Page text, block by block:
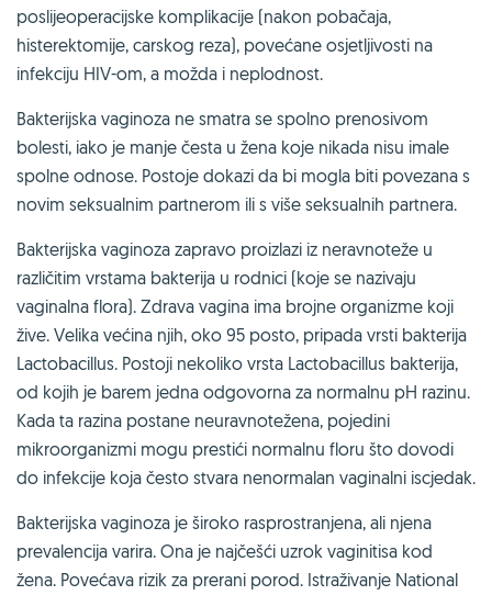
poslijeoperacijske komplikacije (nakon pobačaja,
histerektomije, carskog reza), povećane osjetljivosti na
infekciju HIV-om, a možda i neplodnost.
Bakterijska vaginoza ne smatra se spolno prenosivom
bolesti, iako je manje česta u žena koje nikada nisu imale
spolne odnose. Postoje dokazi da bi mogla biti povezana s
novim seksualnim partnerom ili s više seksualnih partnera.
Bakterijska vaginoza zapravo proizlazi iz neravnoteže u
različitim vrstama bakterija u rodnici (koje se nazivaju
vaginalna flora). Zdrava vagina ima brojne organizme koji
žive. Velika većina njih, oko 95 posto, pripada vrsti bakterija
Lactobacillus. Postoji nekoliko vrsta Lactobacillus bakterija,
od kojih je barem jedna odgovorna za normalnu pH razinu.
Kada ta razina postane neuravnotežena, pojedini
mikroorganizmi mogu prestići normalnu floru što dovodi
do infekcije koja često stvara nenormalan vaginalni iscjedak.
Bakterijska vaginoza je široko rasprostranjena, ali njena
prevalencija varira. Ona je najčešći uzrok vaginitisa kod
žena. Povećava rizik za prerani porod. Istraživanje National